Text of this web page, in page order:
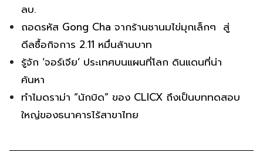
ลบ.
ถอดรหัส Gong Cha จากร้านชานมไข่มุกเล็กๆ สู่
ดีลซื้อกิจการ 2.11 หมื่นล้านบาท
รู้จัก ‘จอร์เจีย’ ประเทศบนแผนที่โลก ดินแดนที่น่า
ค้นหา
ทำไมดราม่า “นักบิด” ของ CLICX ถึงเป็นบททดสอบ
ใหญ่ของธนาคารไร้สาขาไทย